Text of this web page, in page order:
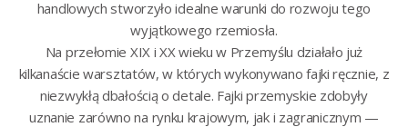
handlowych stworzyło idealne warunki do rozwoju tego
wyjątkowego rzemiosła.
Na przełomie XIX i XX wieku w Przemyślu działało już
kilkanaście warsztatów, w których wykonywano fajki ręcznie, z
niezwykłą dbałością o detale. Fajki przemyskie zdobyły
uznanie zarówno na rynku krajowym, jak i zagranicznym —